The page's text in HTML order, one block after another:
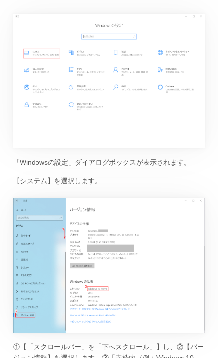
「Windowsの設定」ダイアログボックスが表示されます。
【システム】を選択します。
①【「スクロールバー」を「下へスクロール」】し、②【バー